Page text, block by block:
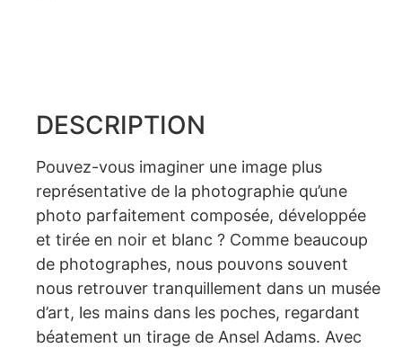
DESCRIPTION
Pouvez-vous imaginer une image plus
représentative de la photographie qu’une
photo parfaitement composée, développée
et tirée en noir et blanc ? Comme beaucoup
de photographes, nous pouvons souvent
nous retrouver tranquillement dans un musée
d’art, les mains dans les poches, regardant
béatement un tirage de Ansel Adams. Avec